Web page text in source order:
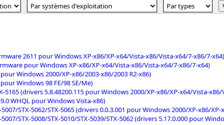
2611 pour Windows XP-x86/XP-x64/Vista-x86/Vista-x64/7-x86/7-x64)
pour Windows XP-x86/XP-x64/Vista-x86/Vista-x64/7-x86/7-x64)
Windows 2000/XP-x86/2003-x86/2003 R2-x86)
Windows 98 FE/98 SE/Me)
5165 (drivers 5.8.48200.115 pour Windows 2000/XP-x86/XP-x64/Vista-
WHQL pour Windows Vista-x86)
5007/STX-5062/STX-5065 (drivers 0.0.3.001 pour Windows 2000/XP-x86/
5007/STX-5008/STX-5010/STX-5039/STX-5062 (drivers 5.17.0.000 pour